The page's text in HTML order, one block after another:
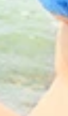
やネット上で大